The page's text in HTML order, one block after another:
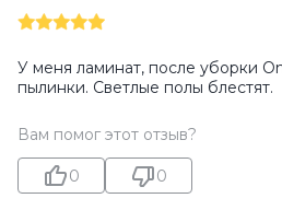
У меня ламинат, после уборки
пылинки. Светлые полы блестят.
Вам помог этот отзыв?
0 0